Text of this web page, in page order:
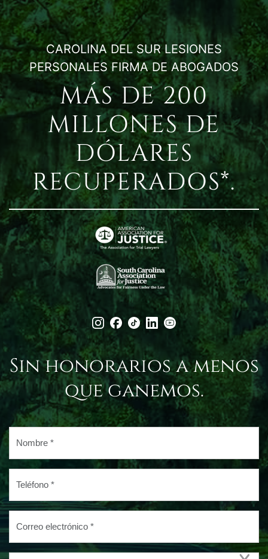
CAROLINA DEL SUR LESIONES
PERSONALES FIRMA DE ABOGADOS
MÁS DE 200
MILLONES DE
DÓLARES
RECUPERADOS*.
Sin honorarios a menos
que ganemos.
Correo
electrónico